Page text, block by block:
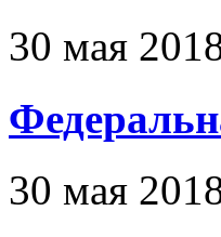
30 мая
30 мая